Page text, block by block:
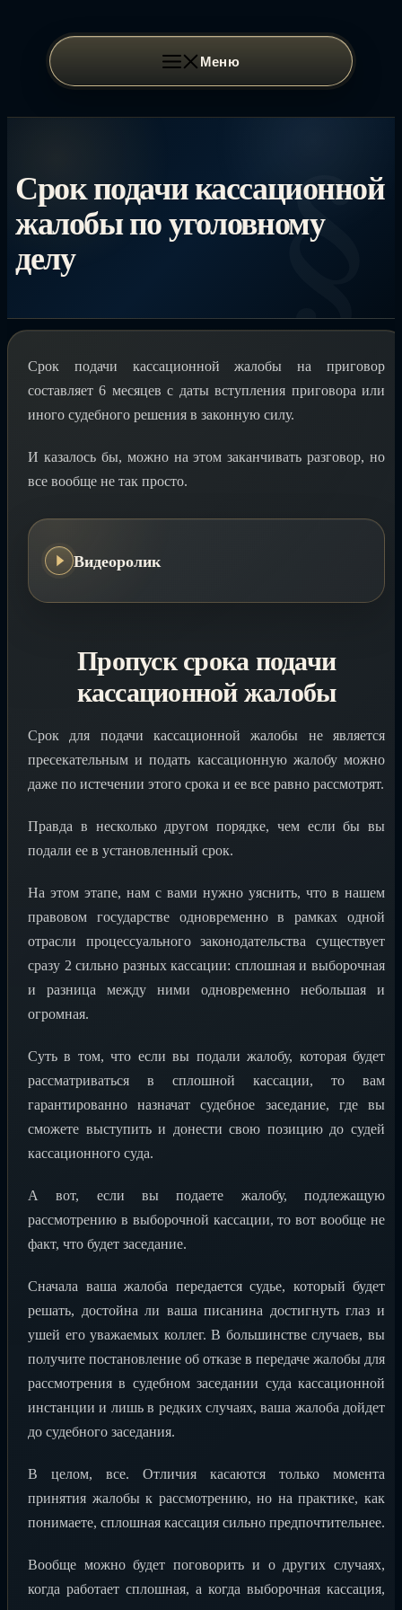
содержимому
Меню
Срок подачи кассационной
жалобы по уголовному
делу
Срок подачи кассационной жалобы на приговор
составляет 6 месяцев с даты вступления приговора или
иного судебного решения в законную силу.
И казалось бы, можно на этом заканчивать разговор, но
все вообще не так просто.
Видеоролик
Пропуск срока подачи
кассационной жалобы
Срок для подачи кассационной жалобы не является
пресекательным и подать кассационную жалобу можно
даже по истечении этого срока и ее все равно рассмотрят.
Правда в несколько другом порядке, чем если бы вы
подали ее в установленный срок.
На этом этапе, нам с вами нужно уяснить, что в нашем
правовом государстве одновременно в рамках одной
отрасли процессуального законодательства существует
сразу 2 сильно разных кассации: сплошная и выборочная
и разница между ними одновременно небольшая и
огромная.
Суть в том, что если вы подали жалобу, которая будет
рассматриваться в сплошной кассации, то вам
гарантированно назначат судебное заседание, где вы
сможете выступить и донести свою позицию до судей
кассационного суда.
А вот, если вы подаете жалобу, подлежащую
рассмотрению в выборочной кассации, то вот вообще не
факт, что будет заседание.
Сначала ваша жалоба передается судье, который будет
решать, достойна ли ваша писанина достигнуть глаз и
ушей его уважаемых коллег. В большинстве случаев, вы
получите постановление об отказе в передаче жалобы для
рассмотрения в судебном заседании суда кассационной
инстанции и лишь в редких случаях, ваша жалоба дойдет
до судебного заседания.
В целом, все. Отличия касаются только момента
принятия жалобы к рассмотрению, но на практике, как
понимаете, сплошная кассация сильно предпочтительнее.
Вообще можно будет поговорить и о других случаях,
когда работает сплошная, а когда выборочная кассация,